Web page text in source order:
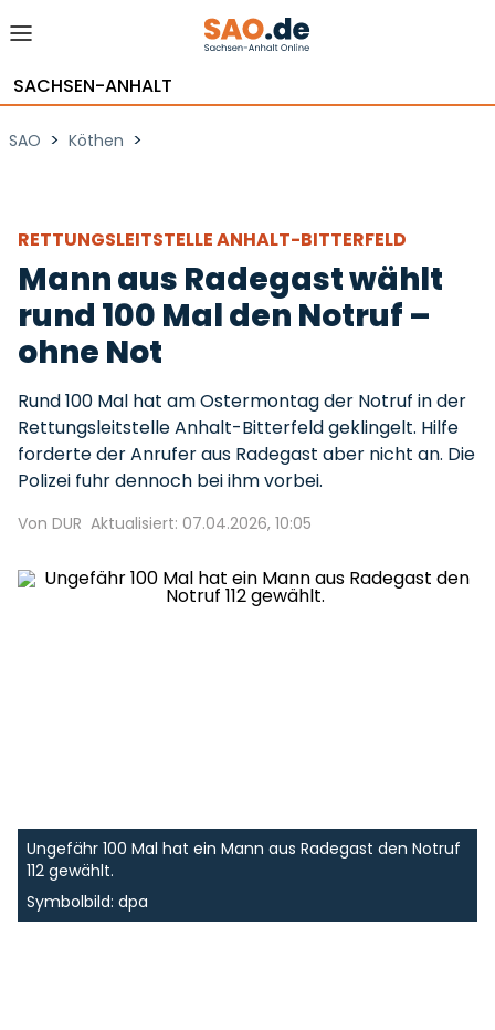
SACHSEN-ANHALT
SAO > Köthen >
RETTUNGSLEITSTELLE ANHALT-BITTERFELD
Mann aus Radegast wählt
rund 100 Mal den Notruf –
ohne Not
Rund 100 Mal hat am Ostermontag der Notruf in der
Rettungsleitstelle Anhalt-Bitterfeld geklingelt. Hilfe
forderte der Anrufer aus Radegast aber nicht an. Die
Polizei fuhr dennoch bei ihm vorbei.
Von DUR Aktualisiert: 07.04.2026, 10:05
Ungefähr 100 Mal hat ein Mann aus Radegast den Notruf
112 gewählt.
Symbolbild: dpa